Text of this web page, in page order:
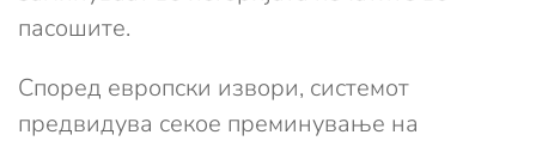
пасошите.
Според европски извори, системот
предвидува секое преминување на